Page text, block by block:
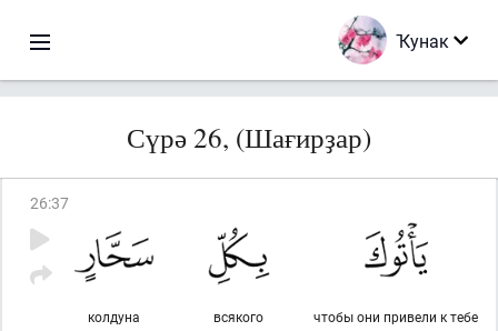
Ҡунак
Сүрә 26, (Шағирҙар)
26:37
чтобы они привели к тебе
всякого
колдуна